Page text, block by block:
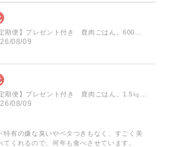
08/09
08/09
特有の嫌な臭いやベタつきもなく、すごく美
てくれるので、何年も食べさせています。